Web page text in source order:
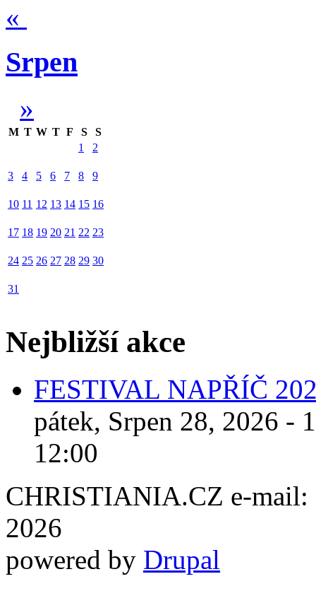
«
Srpen
»
M T W T F S
S
1
2
3 4 5 6 7 8 9
10 11 12 13 14 15 16
17 18 19 20 21 22 23
24 25 26 27 28 29 30
31
Nejbližší akce
FESTIVAL NAPŘÍČ
pátek, Srpen 28, 2026 -
12:00
CHRISTIANIA.CZ e-mail:
2026
powered by Drupal